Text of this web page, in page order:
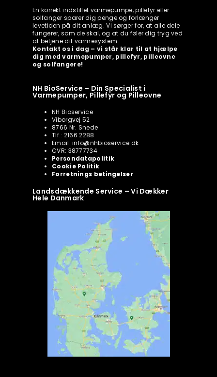
En korrekt indstillet varmepumpe, pillefyr eller
solfanger sparer dig penge og forlænger
levetiden på dit anlæg. Vi sørger for, at alle dele
fungerer, som de skal, og at du føler dig tryg ved
at betjene dit varmesystem.
Kontakt os i dag – vi står klar til at hjælpe
dig med varmepumper, pillefyr, pilleovne
og solfangere!
NH BioService – Din Specialist i
Varmepumper, Pillefyr og Pilleovne
NH Bioservice
Viborgvej 52
8766 Nr. Snede
Tlf.: 2166 2288
Email: info@nhbioservice.dk
CVR: 38777734
Persondatapolitik
Cookie Politik
Forretnings betingelser
Landsdækkende Service – Vi Dækker
Hele Danmark